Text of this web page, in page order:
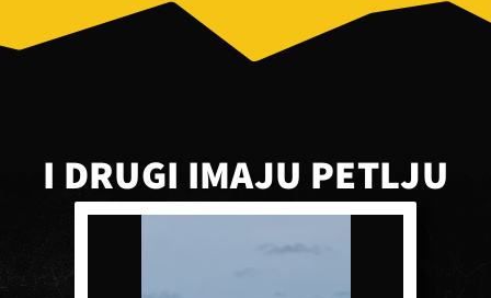
I DRUGI IMAJU PETLJU